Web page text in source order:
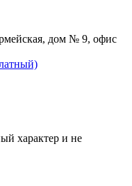
дом № 9, офис
характер и не